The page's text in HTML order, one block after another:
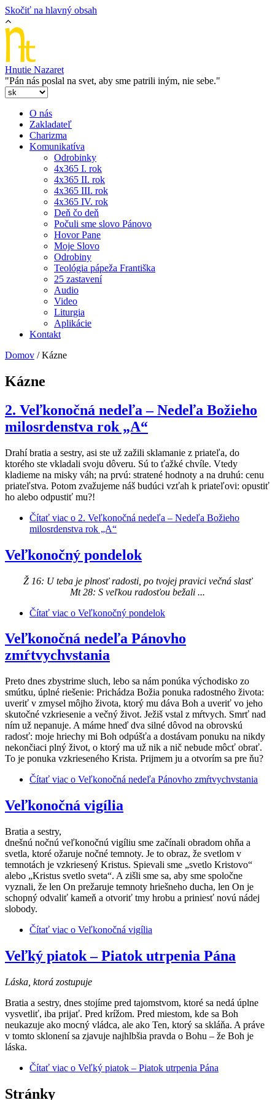
Skočiť na hlavný obsah
Hnutie Nazaret
"Pán nás poslal na svet, aby sme patrili iným, nie sebe."
O nás
Zakladateľ
Charizma
Komunikatíva
Odrobinky
4x365 I. rok
4x365 II. rok
4x365 III. rok
4x365 IV. rok
Deň čo deň
Počuli sme slovo Pánovo
Hovor Pane
Moje Slovo
Odrobiny
Teológia pápeža Františka
25 zastavení
Audio
Video
Liturgia
Aplikácie
Kontakt
Domov /Kázne
Kázne
2. Veľkonočná nedeľa – Nedeľa Božieho
milosrdenstva rok „A“
Drahí bratia a sestry, asi ste už zažili sklamanie z priateľa, do
ktorého ste vkladali svoju dôveru. Sú to ťažké chvíle. Vtedy
kladieme na misky váh; na prvú: stratené hodnoty a na druhú: cenu
priateľstva. Potom zvažujeme náš budúci vzťah k priateľovi: opustiť
ho alebo odpustiť mu?!
Čítať viac o 2. Veľkonočná nedeľa – Nedeľa Božieho
milosrdenstva rok „A“
Veľkonočný pondelok
Ž 16: U teba je plnosť radosti, po tvojej pravici večná slasť
Mt 28: S veľkou radosťou bežali ...
Čítať viac o Veľkonočný pondelok
Veľkonočná nedeľa Pánovho
zmŕtvychvstania
Preto dnes zbystrime sluch, lebo sa nám ponúka východisko zo
smútku, úplné riešenie: Prichádza Božia ponuka radostného života:
uveriť v zmysel môjho života, ktorý mu dáva Boh a uveriť vo jeho
skutočné vzkriesenie a večný život. Ježiš vstal z mŕtvych. Smrť nad
ním už nepanuje. A máme hneď dva silné dôvod na obrovskú
radosť: moje hriechy mi Boh odpúšťa a dostávam ponuku na nikdy
nekončiaci plný život, o ktorý ma už nik a nič nebude môcť obrať.
To je ponuka vzkrieseného Krista. Prijmem ju a otvorím sa pre ňu?
Čítať viac o Veľkonočná nedeľa Pánovho zmŕtvychvstania
Veľkonočná vigília
Bratia a sestry,
dnešnú nočnú veľkonočnú vigíliu sme začínali obradom ohňa a
svetla, ktoré ožaruje nočné temnoty. Je to obraz, že svetlom v
temnotách je vzkriesený Kristus. Spievali sme „svetlo Kristovo“
alebo „Kristus svetlo sveta“. A zišli sme sa, aby sme spoločne
vyznali, že len On prežaruje temnoty hriešneho ducha, len On je
schopný odvaliť kameň a otvoriť tmy hrobu a priniesť novú nádej
slobody.
Čítať viac o Veľkonočná vigília
Veľký piatok – Piatok utrpenia Pána
Láska, ktorá zostupuje
Bratia a sestry, dnes stojíme pred tajomstvom, ktoré sa nedá úplne
vysvetliť, iba prijať. Pred krížom. Pred miestom, kde sa Boh
neukazuje ako mocný vládca, ale ako Ten, ktorý sa skláňa. A práve
v tomto sklonení sa zjavuje najhlbšia pravda o Bohu – že Boh je
láska.
Čítať viac o Veľký piatok – Piatok utrpenia Pána
Stránky